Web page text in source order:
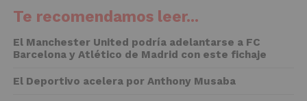
Te recomendamos leer...
El Manchester United podría adelantarse a FC
Barcelona y Atlético de Madrid con este fichaje
El Deportivo acelera por Anthony Musaba